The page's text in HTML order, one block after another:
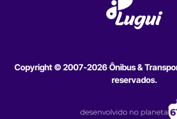
Copyright © 2007-2026 Ônibus &
reservados.